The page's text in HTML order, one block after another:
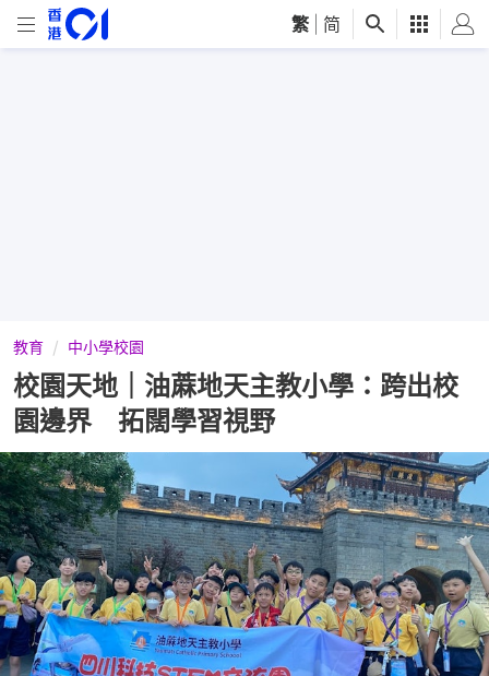
繁 简
教育 中小學校園
校園天地｜油蔴地天主教小學：跨出校
園邊界 拓闊學習視野